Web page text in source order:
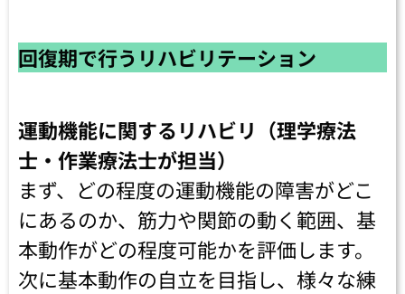
回復期で行うリハビリテーション
運動機能に関するリハビリ（理学療法
士・作業療法士が担当）
まず、どの程度の運動機能の障害がどこ
にあるのか、筋力や関節の動く範囲、基
本動作がどの程度可能かを評価します。
次に基本動作の自立を目指し、様々な練